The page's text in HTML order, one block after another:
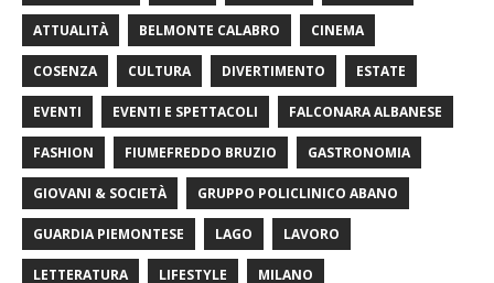
ATTUALITÀ BELMONTE CALABRO CINEMA
COSENZA CULTURA DIVERTIMENTO ESTATE
EVENTI EVENTI E SPETTACOLI FALCONARA ALBANESE
FASHION FIUMEFREDDO BRUZIO GASTRONOMIA
GIOVANI & SOCIETÀ GRUPPO POLICLINICO ABANO
GUARDIA PIEMONTESE LAGO LAVORO
LETTERATURA LIFESTYLE MILANO